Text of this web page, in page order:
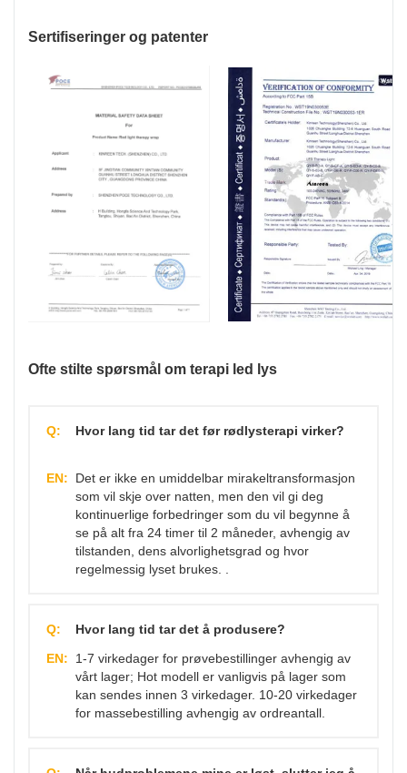
Sertifiseringer og patenter
Ofte stilte spørsmål om terapi led lys
Q: Hvor lang tid tar det før rødlysterapi virker?
EN:
Det er ikke en umiddelbar mirakeltransformasjon
som vil skje over natten, men den vil gi deg
kontinuerlige forbedringer som du vil begynne å
se på alt fra 24 timer til 2 måneder, avhengig av
tilstanden, dens alvorlighetsgrad og hvor
regelmessig lyset brukes. .
Q:
Hvor lang tid tar det å produsere?
EN:
1-7 virkedager for prøvebestillinger avhengig av
vårt lager; Hot modell er vanligvis på lager som
kan sendes innen 3 virkedager. 10-20 virkedager
for massebestilling avhengig av ordreantall.